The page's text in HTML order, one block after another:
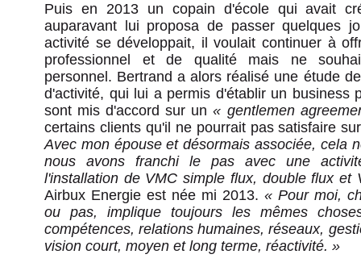
Puis en 2013 un copain d'école qui avait
auparavant lui proposa de passer quelques
activité se développait, il voulait continuer à
professionnel et de qualité mais ne
personnel. Bertrand a alors réalisé une étude
d'activité, qui lui a permis d'établir un business
sont mis d'accord sur un « gentlemen
certains clients qu'il ne pourrait pas satisfaire
Avec mon épouse et désormais associée, cela
nous avons franchi le pas avec une
l'installation de VMC simple flux, double flux et
Airbux Energie est née mi 2013. « Pour moi,
ou pas, implique toujours les mêmes
compétences, relations humaines, réseaux,
vision court, moyen et long terme, réactivité. »